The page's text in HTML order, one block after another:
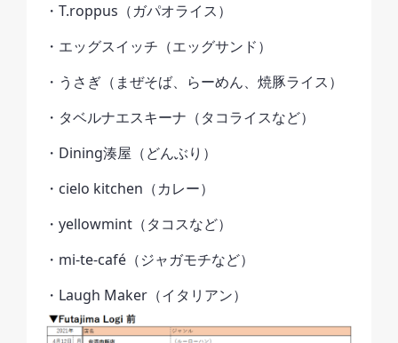
・T.roppus（ガパオライス）
・エッグスイッチ（エッグサンド）
・うさぎ（まぜそば、らーめん、焼豚ライス）
・タベルナエスキーナ（タコライスなど）
・Dining湊屋（どんぶり）
・cielo kitchen（カレー）
・yellowmint（タコスなど）
・mi-te-café（ジャガモチなど）
・Laugh Maker（イタリアン）